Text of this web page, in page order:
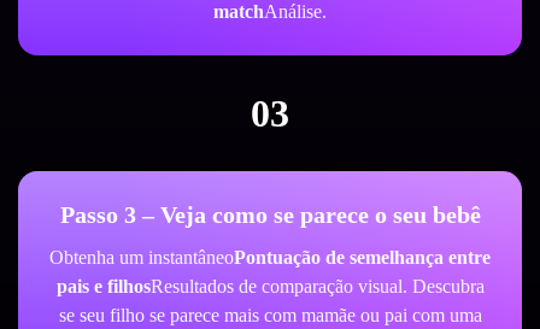
matchAnálise.
03
Passo 3 – Veja como se parece o seu bebê
Obtenha um instantâneoPontuação de semelhança entre
pais e filhosResultados de comparação visual. Descubra
se seu filho se parece mais com mamãe ou pai com uma